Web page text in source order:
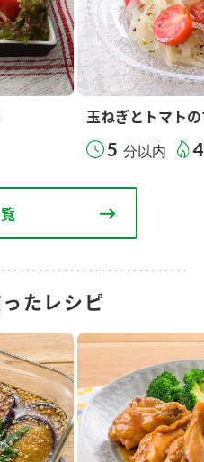
玉ねぎとトマト
5 分以内
たレシピ